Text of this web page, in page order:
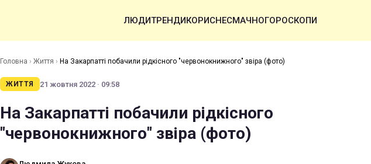
ЛЮДИТРЕНДИКОРИСНЕСМАЧНОГОРОСКОПИ
Головна › Життя › На Закарпатті побачили рідкісного "червонокнижного" звіра (фото)
ЖИТТЯ 21 жовтня 2022 · 09:58
На Закарпатті побачили рідкісного
"червонокнижного" звіра (фото)